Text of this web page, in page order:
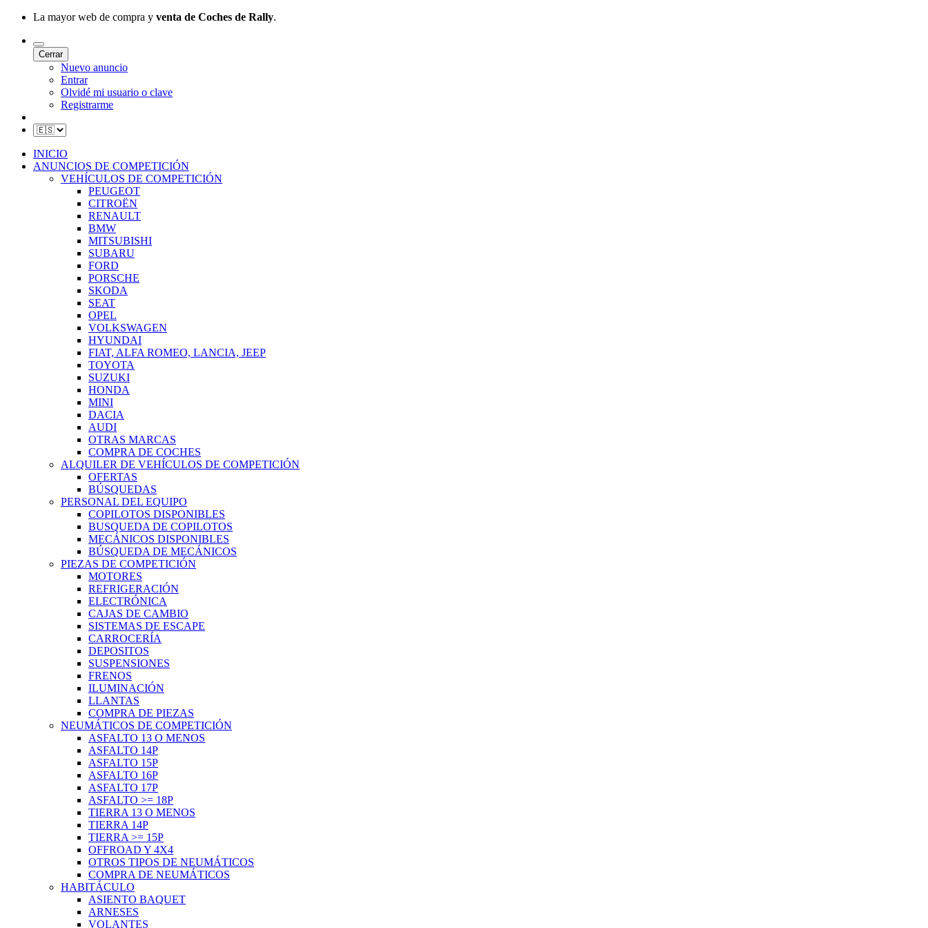
La mayor web de compra y venta de Coches de Rally.
Cerrar
Nuevo anuncio
Entrar
Olvidé mi usuario o clave
Registrarme
INICIO
ANUNCIOS DE COMPETICIÓN
VEHÍCULOS DE COMPETICIÓN
PEUGEOT
CITROËN
RENAULT
BMW
MITSUBISHI
SUBARU
FORD
PORSCHE
SKODA
SEAT
OPEL
VOLKSWAGEN
HYUNDAI
FIAT, ALFA ROMEO, LANCIA, JEEP
TOYOTA
SUZUKI
HONDA
MINI
DACIA
AUDI
OTRAS MARCAS
COMPRA DE COCHES
ALQUILER DE VEHÍCULOS DE COMPETICIÓN
OFERTAS
BÚSQUEDAS
PERSONAL DEL EQUIPO
COPILOTOS DISPONIBLES
BUSQUEDA DE COPILOTOS
MECÁNICOS DISPONIBLES
BÚSQUEDA DE MECÁNICOS
PIEZAS DE COMPETICIÓN
MOTORES
REFRIGERACIÓN
ELECTRÓNICA
CAJAS DE CAMBIO
SISTEMAS DE ESCAPE
CARROCERÍA
DEPOSITOS
SUSPENSIONES
FRENOS
ILUMINACIÓN
LLANTAS
COMPRA DE PIEZAS
NEUMÁTICOS DE COMPETICIÓN
ASFALTO 13 O MENOS
ASFALTO 14P
ASFALTO 15P
ASFALTO 16P
ASFALTO 17P
ASFALTO >= 18P
TIERRA 13 O MENOS
TIERRA 14P
TIERRA >= 15P
OFFROAD Y 4X4
OTROS TIPOS DE NEUMÁTICOS
COMPRA DE NEUMÁTICOS
HABITÁCULO
ASIENTO BAQUET
ARNESES
VOLANTES